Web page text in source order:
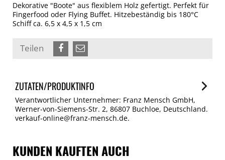
Dekorative "Boote" aus flexiblem Holz gefertigt. Perfekt für
Fingerfood oder Flying Buffet. Hitzebeständig bis 180°C
Schiff ca. 6,5 x 4,5 x 1,5 cm
Teilen
ZUTATEN/PRODUKTINFO
Verantwortlicher Unternehmer: Franz Mensch GmbH,
Werner-von-Siemens-Str. 2, 86807 Buchloe, Deutschland.
verkauf-online@franz-mensch.de.
KUNDEN KAUFTEN AUCH